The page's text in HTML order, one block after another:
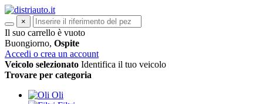
×
Il suo carrello è vuoto
Buongiorno, Ospite
Accedi o crea un account
Veicolo selezionato Identifica il tuo veicolo
Trovare per categoria
Oli